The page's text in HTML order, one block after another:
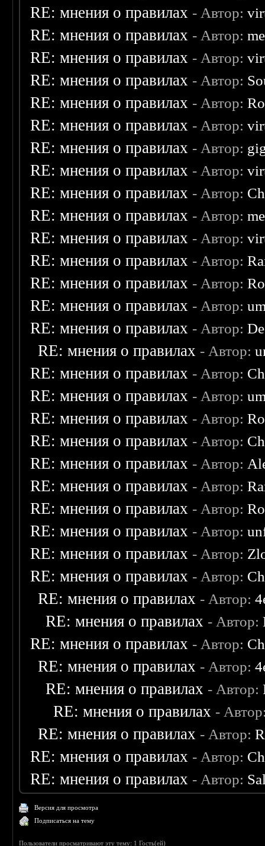
RE: мнения о правилах - Автор:
RE: мнения о правилах - Автор:
RE: мнения о правилах - Автор:
RE: мнения о правилах - Автор:
RE: мнения о правилах - Автор:
RE: мнения о правилах - Автор:
RE: мнения о правилах - Автор:
RE: мнения о правилах - Автор:
RE: мнения о правилах - Автор:
RE: мнения о правилах - Автор:
RE: мнения о правилах - Автор:
RE: мнения о правилах - Автор:
RE: мнения о правилах - Автор:
RE: мнения о правилах - Автор:
RE: мнения о правилах - Автор:
RE: мнения о правилах - Автор:
RE: мнения о правилах - Автор:
RE: мнения о правилах - Автор:
RE: мнения о правилах - Автор:
RE: мнения о правилах - Автор:
RE: мнения о правилах - Автор:
RE: мнения о правилах - Автор:
RE: мнения о правилах - Автор:
RE: мнения о правилах - Автор:
RE: мнения о правилах - Автор:
RE: мнения о правилах - Автор:
RE: мнения о правилах - Автор:
RE: мнения о правилах - Автор:
RE: мнения о правилах - Автор:
RE: мнения о правилах - Автор:
RE: мнения о правилах - Автор:
RE: мнения о правилах -
RE: мнения о правилах - Автор:
RE: мнения о правилах - Автор:
RE: мнения о правилах - Автор:
Версия для просмотра
Подписаться на тему
Пользователи просматривают эту тему: 1 Гость(ей)